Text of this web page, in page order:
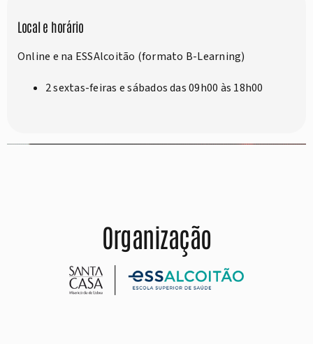
Local e horário
Online e na ESSAlcoitão (formato B-Learning)
2 sextas-feiras e sábados das 09h00 às 18h00
Organização